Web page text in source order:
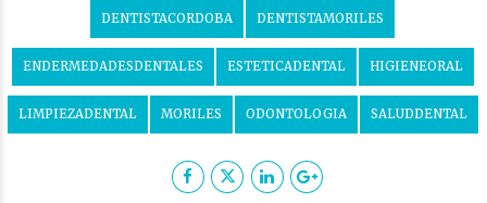
DENTISTACORDOBA DENTISTAMORILES
ENDERMEDADESDENTALES ESTETICADENTAL HIGIENEORAL
LIMPIEZADENTAL MORILES ODONTOLOGIA SALUDDENTAL